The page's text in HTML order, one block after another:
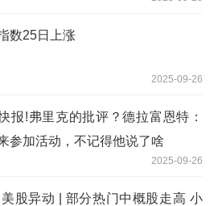
数25日上涨
2025-09-26
报!弗里克的批评？德拉富恩特：
参加活动，不记得他说了啥
2025-09-26
股异动 | 部分热门中概股走高 小